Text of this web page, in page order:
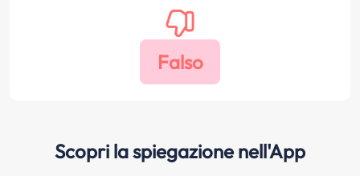
Scopri la spiegazione nell'App